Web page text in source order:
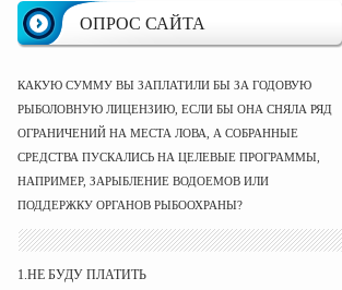
ОПРОС САЙТА
КАКУЮ СУММУ ВЫ ЗАПЛАТИЛИ БЫ ЗА ГОДОВУЮ
РЫБОЛОВНУЮ ЛИЦЕНЗИЮ, ЕСЛИ БЫ ОНА СНЯЛА РЯД
ОГРАНИЧЕНИЙ НА МЕСТА ЛОВА, А СОБРАННЫЕ
СРЕДСТВА ПУСКАЛИСЬ НА ЦЕЛЕВЫЕ ПРОГРАММЫ,
НАПРИМЕР, ЗАРЫБЛЕНИЕ ВОДОЕМОВ ИЛИ
ПОДДЕРЖКУ ОРГАНОВ РЫБООХРАНЫ?
1.НЕ БУДУ ПЛАТИТЬ